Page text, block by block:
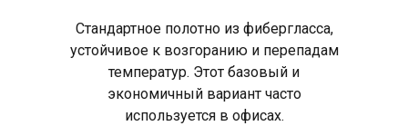
Стандартное полотно из фибергласса,
устойчивое к возгоранию и перепадам
температур. Этот базовый и
экономичный вариант часто
используется в офисах.